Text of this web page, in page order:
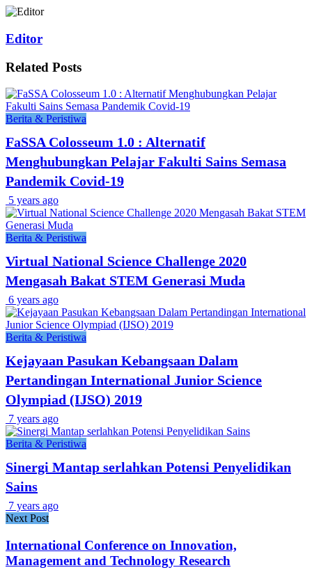
Editor
Related Posts
Berita & Peristiwa
FaSSA Colosseum 1.0 : Alternatif
Menghubungkan Pelajar Fakulti Sains Semasa
Pandemik Covid-19
5 years ago
Berita & Peristiwa
Virtual National Science Challenge 2020
Mengasah Bakat STEM Generasi Muda
6 years ago
Berita & Peristiwa
Kejayaan Pasukan Kebangsaan Dalam
Pertandingan International Junior Science
Olympiad (IJSO) 2019
7 years ago
Berita & Peristiwa
Sinergi Mantap serlahkan Potensi Penyelidikan
Sains
7 years ago
Next Post
International Conference on Innovation,
Management and Technology Research